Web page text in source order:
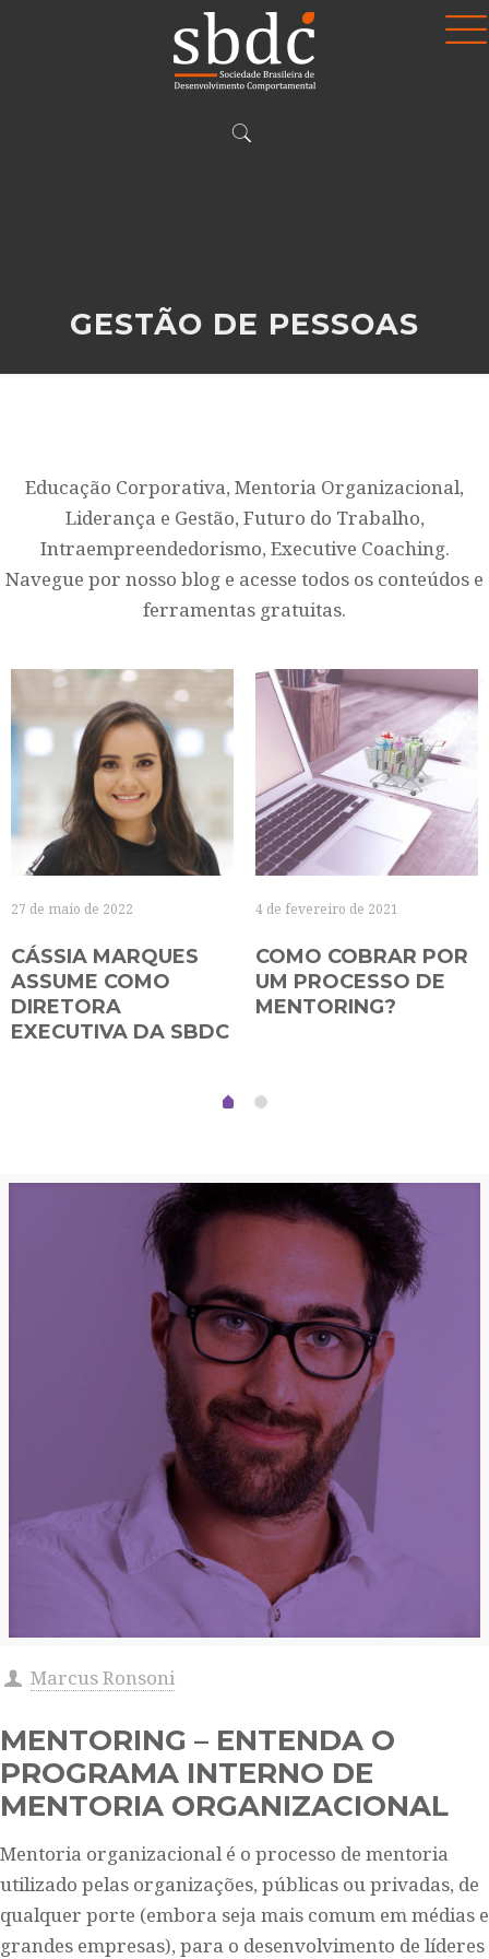
GESTÃO DE PESSOAS
Educação Corporativa, Mentoria Organizacional,
Liderança e Gestão, Futuro do Trabalho,
Intraempreendedorismo, Executive Coaching.
Navegue por nosso blog e acesse todos os conteúdos e
ferramentas gratuitas.
27 de maio de 2022
CÁSSIA MARQUES
ASSUME COMO
DIRETORA
EXECUTIVA DA SBDC
4 de fevereiro de 2021
COMO COBRAR POR
UM PROCESSO DE
MENTORING?
Marcus Ronsoni
MENTORING – ENTENDA O
PROGRAMA INTERNO DE
MENTORIA ORGANIZACIONAL
Mentoria organizacional é o processo de mentoria
utilizado pelas organizações, públicas ou privadas, de
qualquer porte (embora seja mais comum em médias e
grandes empresas), para o desenvolvimento de líderes